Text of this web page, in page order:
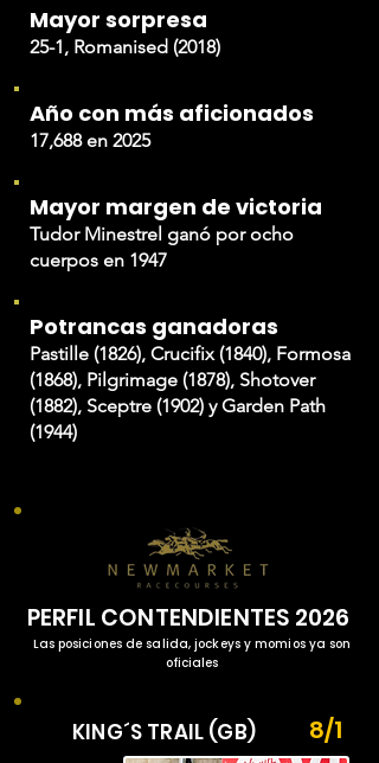
Desde 2001, las 2000 Guineas y
ofrecen el mismo premio en
metálico. En 2019, cada una de
ellas tuvo una bolsa de 523.750
Mayor sorpresa
25-1, Romanised (2018)
Año con más aficionados
17,688 en 2025
Mayor margen de victoria
Tudor Minestrel ganó por ocho
cuerpos en 1947
Potrancas ganadoras
Pastille (1826), Crucifix (1840), Formosa
(1868), Pilgrimage (1878), Shotover
(1882), Sceptre (1902) y Garden Path
(1944)
PERFIL CONTENDIENTES 2026
Las posiciones de salida, jockeys y momios ya son
oficiales
KING´S TRAIL (GB) 8/1